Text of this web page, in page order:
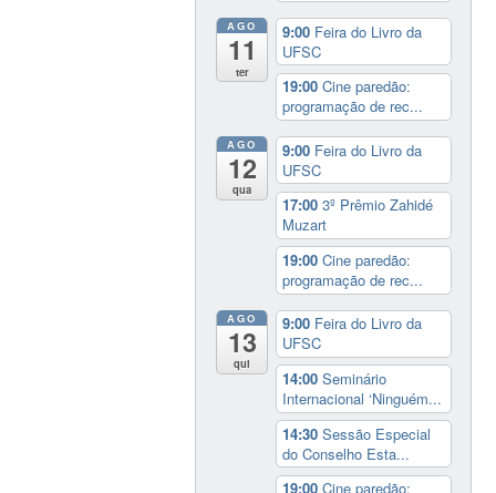
AGO
11
ter
9:00 Feira do Livro da
UFSC
19:00Cine paredão:
programação de rec...
AGO
12
qua
9:00 Feira do Livro da
UFSC
17:003º Prêmio Zahidé
Muzart
19:00Cine paredão:
programação de rec...
AGO
13
qui
9:00 Feira do Livro da
UFSC
14:00Seminário
Internacional ‘Ninguém...
14:30Sessão Especial
do Conselho Esta...
19:00Cine paredão: